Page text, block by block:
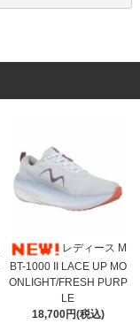
レディース M
BT-1000 II LACE UP MO
ONLIGHT/FRESH PURP
LE
18,700円(税込)